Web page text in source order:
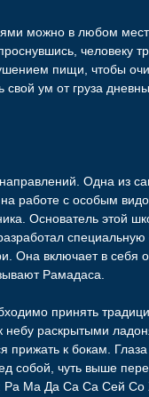
можно в любом
человеку
пищи, чтобы
ум от груза
Одна из
работе с особым
Основатель этой
специальную
Она включает в себя
Рамадаса.
принять
раскрытыми
прижать к бокам.
собой, чуть выше
Ма Да Са Са Сей Со